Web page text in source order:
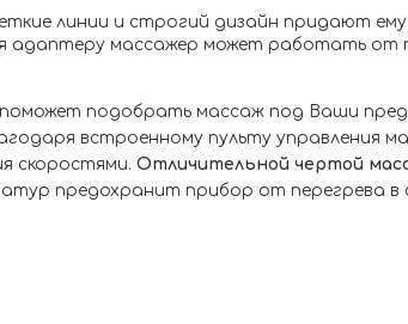
линии и строгий дизайн придают
адаптеру массажер может работать от
поможет подобрать массаж под Ваши
встроенному пульту управления
скоростями. Отличительной чертой
предохранит прибор от перегрева в